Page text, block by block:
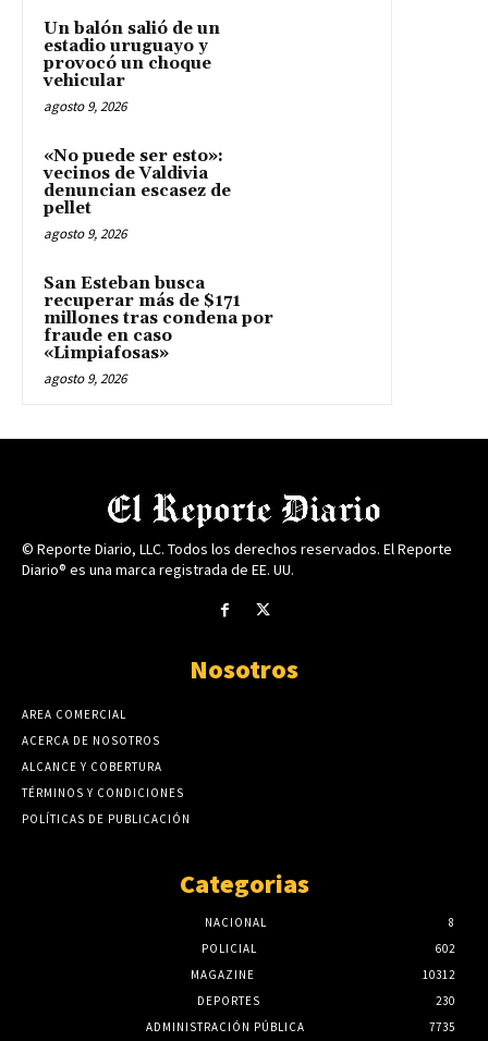
Un balón salió de un
estadio uruguayo y
provocó un choque
vehicular
agosto 9, 2026
«No puede ser esto»:
vecinos de Valdivia
denuncian escasez de
pellet
agosto 9, 2026
San Esteban busca
recuperar más de $171
millones tras condena por
fraude en caso
«Limpiafosas»
agosto 9, 2026
© Reporte Diario, LLC. Todos los derechos reservados. El Reporte
Diario® es una marca registrada de EE. UU.
Nosotros
AREA COMERCIAL
ACERCA DE NOSOTROS
ALCANCE Y COBERTURA
TÉRMINOS Y CONDICIONES
POLÍTICAS DE PUBLICACIÓN
Categorias
NACIONAL
8
POLICIAL
602
MAGAZINE
10312
DEPORTES
230
ADMINISTRACIÓN PÚBLICA
7735